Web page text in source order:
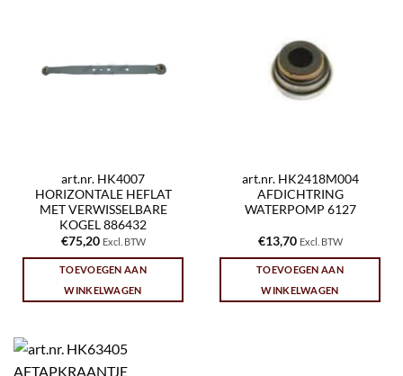
art.nr. HK4007
HORIZONTALE HEFLAT
MET VERWISSELBARE
KOGEL 886432
€75,20 Excl. BTW
TOEVOEGEN AAN
WINKELWAGEN
art.nr. HK2418M004
AFDICHTRING
WATERPOMP 6127
€13,70 Excl. BTW
TOEVOEGEN AAN
WINKELWAGEN